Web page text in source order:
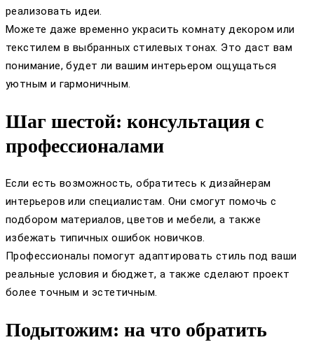
реализовать идеи.
Можете даже временно украсить комнату декором или
текстилем в выбранных стилевых тонах. Это даст вам
понимание, будет ли вашим интерьером ощущаться
уютным и гармоничным.
Шаг шестой: консультация с
профессионалами
Если есть возможность, обратитесь к дизайнерам
интерьеров или специалистам. Они смогут помочь с
подбором материалов, цветов и мебели, а также
избежать типичных ошибок новичков.
Профессионалы помогут адаптировать стиль под ваши
реальные условия и бюджет, а также сделают проект
более точным и эстетичным.
Подытожим: на что обратить